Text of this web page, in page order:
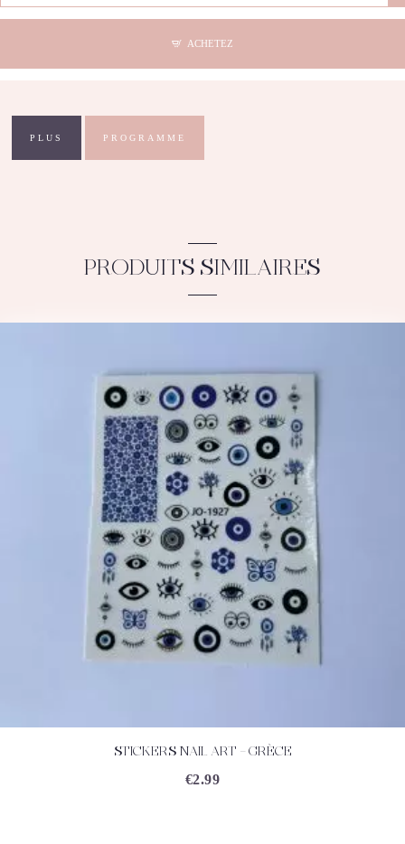
Stickers
ACHETEZ
PLUS PROGRAMME
PRODUITS SIMILAIRES
ACHETEZ DÉTAILS
STICKERS NAIL ART – GRÈCE
€2.99